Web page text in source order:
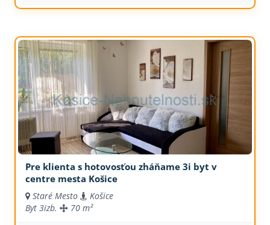
Pre klienta s hotovosťou zháňame 3i byt v
centre mesta Košice
Staré Mesto
Košice
Byt 3izb. 70 m²